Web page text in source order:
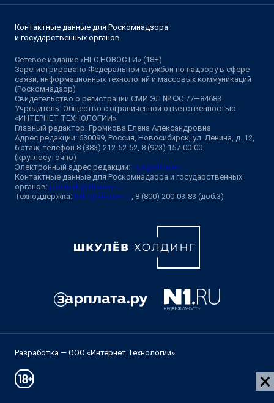
Контактные данные для Роскомнадзора
и государственных органов
Сетевое издание «НГС.НОВОСТИ» (18+)
Зарегистрировано Федеральной службой по надзору в сфере
связи, информационных технологий и массовых коммуникаций
(Роскомнадзор)
Свидетельство о регистрации СМИ ЭЛ № ФС 77—84683
Учредитель: Общество с ограниченной ответственностью
«ИНТЕРНЕТ ТЕХНОЛОГИИ»
Главный редактор: Громкова Елена Александровна
Адрес редакции: 630099, Россия, Новосибирск, ул. Ленина, д. 12,
6 этаж, телефон 8 (383) 212-52-52, 8 (923) 157-00-00
(круглосуточно)
Электронный адрес редакции: ngs@shkulev.ru
Контактные данные для Роскомнадзора и государственных
органов: juristnsk@shkulev.ru
Техподдержка: help@shkulev.ru , 8 (800) 200-03-83 (доб.3)
Разработка — ООО «Интернет Технологии»